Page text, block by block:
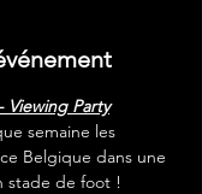
Viewing Party
semaine les
Belgique dans une
stade de foot !